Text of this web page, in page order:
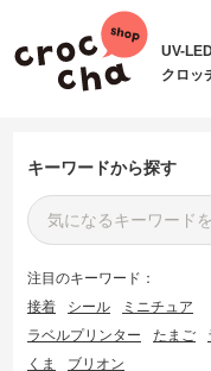
UV-
クロッ
キーワードから探す
注目のキーワード：
接着
シール
ミニチュア
ラベルプリンター
たまご
くま
ブリオン